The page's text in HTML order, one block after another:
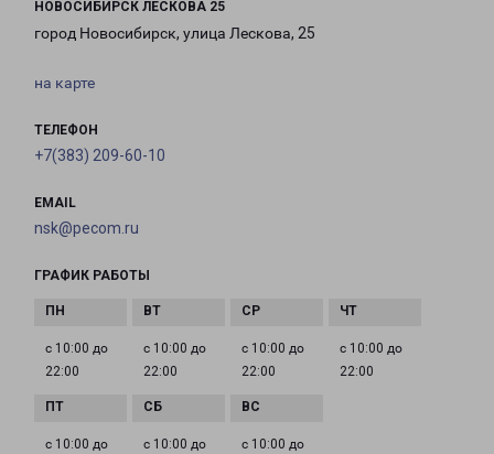
НОВОСИБИРСК ЛЕСКОВА 25
город Новосибирск, улица Лескова, 25
на карте
ТЕЛЕФОН
+7(383) 209-60-10
EMAIL
nsk@pecom.ru
ГРАФИК РАБОТЫ
с 10:00 до
22:00
с 10:00 до
22:00
с 10:00 до
22:00
с 10:00 до
22:00
с 10:00 до
с 10:00 до
с 10:00 до